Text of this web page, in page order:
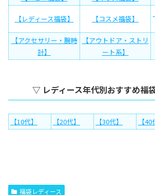
【レディース福袋】 【コスメ福袋】
【アクセサリー・腕時
計】
【アウトドア・ストリ
ート系】
▽ レディース年代別おすすめ福
【10代】 【20代】 【30代】 【40
福袋レディース